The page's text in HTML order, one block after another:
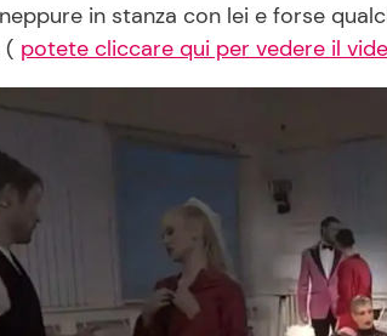
in stanza con lei e forse
( potete cliccare qui per vedere il